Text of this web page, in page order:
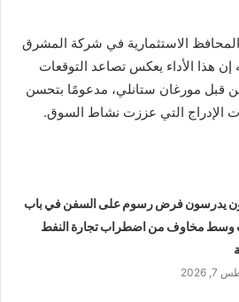
الاستثمارية في شركة المشرق
هذا الأداء يعكس تصاعد التوقعات
قبل مورغان ستانلي، مدعومًا بتحسن
الإدراج التي عززت نشاط السوق.
يدرسون فرض رسوم على السفن في باب
وسط مخاوف من اضطراب تجارة النفط
2026